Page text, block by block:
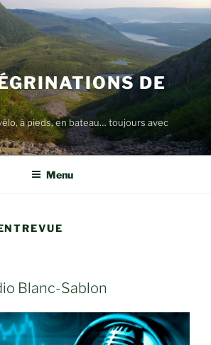
DE
à pieds, en bateau… toujours avec
Menu
Blanc-Sablon